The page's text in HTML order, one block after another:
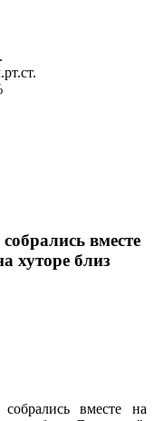
вместе
хуторе близ
вместе на